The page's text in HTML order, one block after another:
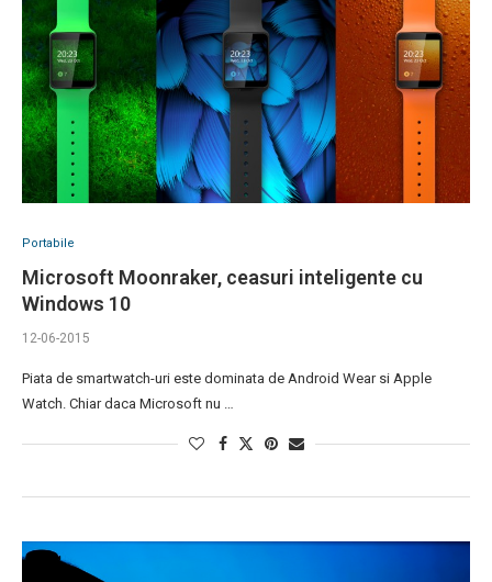
Portabile
Microsoft Moonraker, ceasuri inteligente cu
Windows 10
12-06-2015
Piata de smartwatch-uri este dominata de Android Wear si Apple
Watch. Chiar daca Microsoft nu …